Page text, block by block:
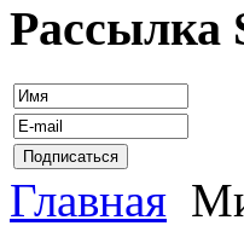
Рассылка
Главная